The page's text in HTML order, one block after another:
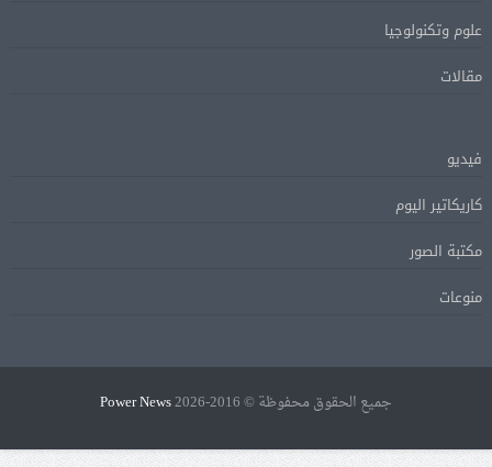
علوم وتكنولوجيا
مقالات
فيديو
كاريكاتير اليوم
مكتبة الصور
منوعات
جميع الحقوق محفوظة © 2016-2026 Power News